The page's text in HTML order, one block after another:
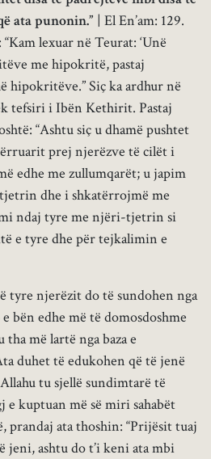
ata punonin.” | El En’am: 129.
lexuar në Teurat: ‘Unë
me hipokritë, pastaj
hipokritëve.” Siç ka ardhur në
tefsiri i Ibën Kethirit. Pastaj
“Ashtu siç u dhamë pushtet
prej njerëzve të cilët i
edhe me zullumqarët; u japim
dhe i shkatërrojmë me
ndaj tyre me njëri-tjetrin si
e tyre dhe për tejkalimin e
tyre njerëzit do të sundohen nga
bën edhe më të domosdoshme
më lartë nga baza e
duhet të edukohen që të jenë
tu sjellë sundimtarë të
kuptuan më së miri sahabët
prandaj ata thoshin: “Prijësit tuaj
jeni, ashtu do t’i keni ata mbi